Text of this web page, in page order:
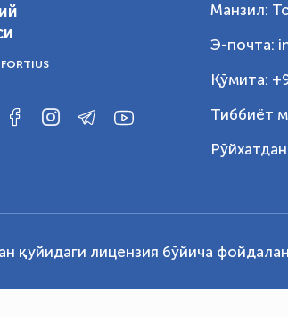
FORTIUS
Манзил:
Э-почта:
Қўмита:
Тиббиёт
қуйидаги лицензия бўйича